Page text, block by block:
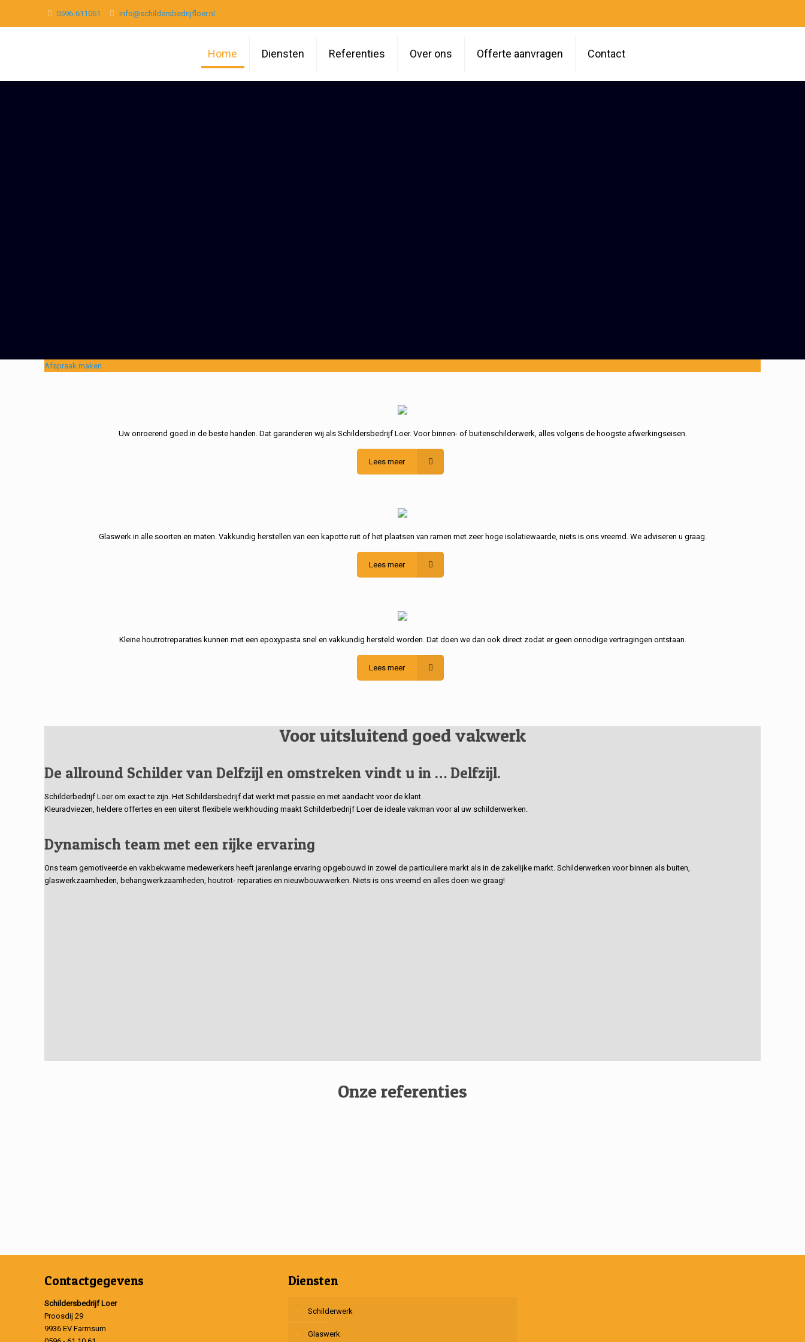
0596-611061 info@schildersbedrijfloer.nl
Home Diensten Referenties Over ons Offerte aanvragen Contact
Afspraak maken
Uw onroerend goed in de beste handen. Dat garanderen wij als Schildersbedrijf Loer. Voor binnen- of buitenschilderwerk, alles volgens de hoogste afwerkingseisen.
Lees meer
Glaswerk in alle soorten en maten. Vakkundig herstellen van een kapotte ruit of het plaatsen van ramen met zeer hoge isolatiewaarde, niets is ons vreemd. We adviseren u graag.
Lees meer
Kleine houtrotreparaties kunnen met een epoxypasta snel en vakkundig hersteld worden. Dat doen we dan ook direct zodat er geen onnodige vertragingen ontstaan.
Lees meer
Voor uitsluitend goed vakwerk
De allround Schilder van Delfzijl en omstreken vindt u in … Delfzijl.
Schilderbedrijf Loer om exact te zijn. Het Schildersbedrijf dat werkt met passie en met aandacht voor de klant.
Kleuradviezen, heldere offertes en een uiterst flexibele werkhouding maakt Schilderbedrijf Loer de ideale vakman voor al uw schilderwerken.
Dynamisch team met een rijke ervaring
Ons team gemotiveerde en vakbekwame medewerkers heeft jarenlange ervaring opgebouwd in zowel de particuliere markt als in de zakelijke markt. Schilderwerken voor binnen als buiten,
glaswerkzaamheden, behangwerkzaamheden, houtrot- reparaties en nieuwbouwwerken. Niets is ons vreemd en alles doen we graag!
Onze referenties
Contactgegevens
Schildersbedrijf Loer
Proosdij 29
9936 EV Farmsum
Diensten
Schilderwerk
Glaswerk